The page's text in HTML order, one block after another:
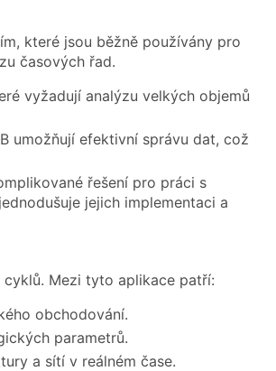
které jsou běžně používány pro
časových řad.
vyžadují analýzu velkých objemů
umožňují efektivní správu dat, což
řešení pro práci s
jejich implementaci a
Mezi tyto aplikace patří:
obchodování.
parametrů.
a sítí v reálném čase.